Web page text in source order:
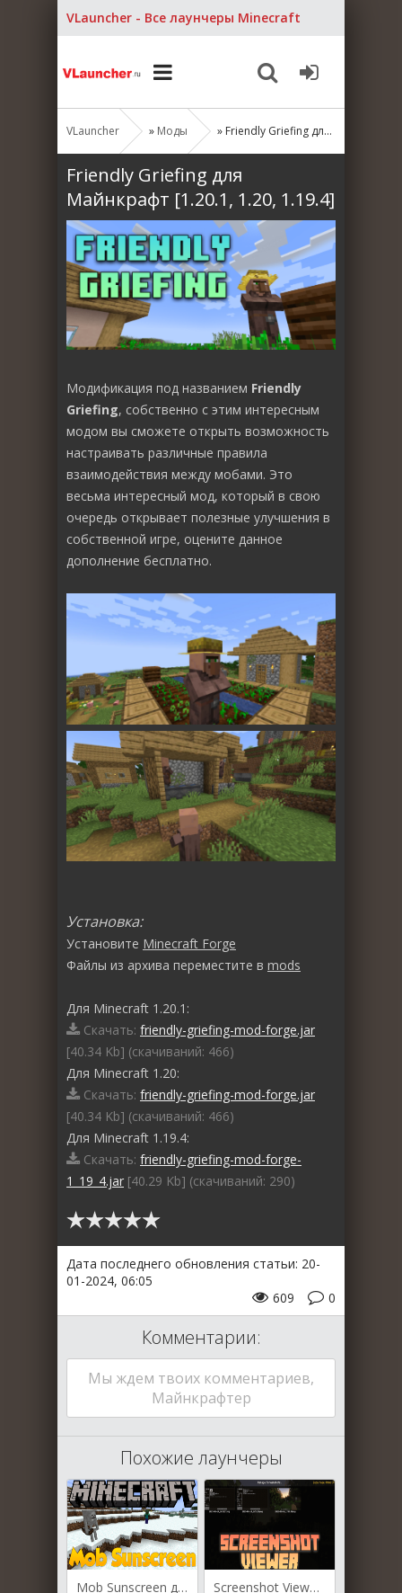
VLauncher - Все лаунчеры Minecraft
VLauncher » Моды » Friendly Griefing для Майнкрафт [1.20.1, 1.20, 1.19.4]
Friendly Griefing для
Майнкрафт [1.20.1, 1.20, 1.19.4]
Модификация под названием Friendly
Griefing, собственно с этим интересным
модом вы сможете открыть возможность
настраивать различные правила
взаимодействия между мобами. Это
весьма интересный мод, который в свою
очередь открывает полезные улучшения в
собственной игре, оцените данное
дополнение бесплатно.
Установка:
Установите Minecraft Forge
Файлы из архива переместите в mods
Для Minecraft 1.20.1:
Скачать: friendly-griefing-mod-forge.jar
[40.34 Kb] (cкачиваний: 466)
Для Minecraft 1.20:
Скачать: friendly-griefing-mod-forge.jar
[40.34 Kb] (cкачиваний: 466)
Для Minecraft 1.19.4:
Скачать: friendly-griefing-mod-forge-
1_19_4.jar [40.29 Kb] (cкачиваний: 290)
Дата последнего обновления статьи: 20-
01-2024, 06:05
0
609
Комментарии:
Мы ждем твоих комментариев,
Майнкрафтер
Похожие лаунчеры
Mob Sunscreen для Майнкрафт [1.20.2, 1.20.1] Screenshot Viewer для Майнкрафт [1.20.2, 1.20.1, 1.20]